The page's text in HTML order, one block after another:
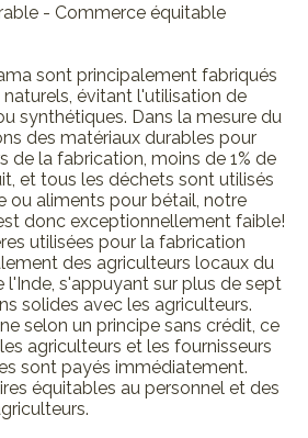
- Commerce équitable
sont principalement fabriqués
évitant l'utilisation de
synthétiques. Dans la mesure du
des matériaux durables pour
de la fabrication, moins de 1% de
et tous les déchets sont utilisés
aliments pour bétail, notre
donc exceptionnellement faible!
utilisées pour la fabrication
des agriculteurs locaux du
l'Inde, s'appuyant sur plus de sept
solides avec les agriculteurs.
selon un principe sans crédit, ce
agriculteurs et les fournisseurs
sont payés immédiatement.
équitables au personnel et des